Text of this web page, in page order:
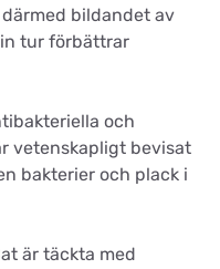
bildandet av
tur förbättrar
och
vetenskapligt bevisat
bakterier och plack i
är täckta med